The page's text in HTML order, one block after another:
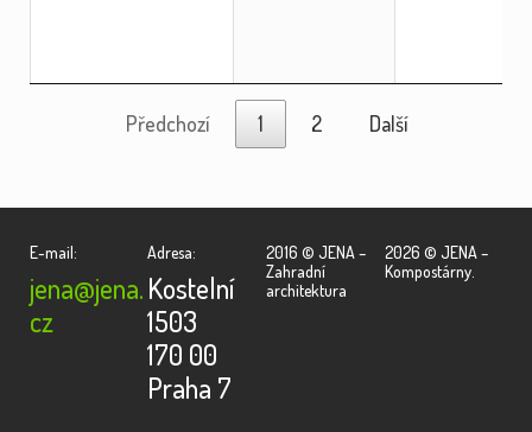
Předchozí 1 2 Další
E-mail:
jena@jena.
cz
Adresa:
Kostelní
1503
170 00
Praha 7
2016 © JENA –
Zahradní
architektura
2026 © JENA –
Kompostárny.